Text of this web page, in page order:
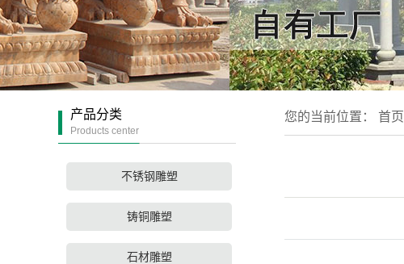
产品分类
Products center
不锈钢雕塑
铸铜雕塑
石材雕塑
您的当前位置： 首页